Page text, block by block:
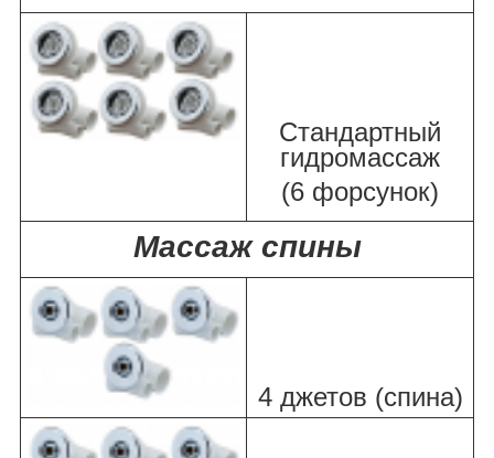
Стандартный
гидромассаж
(6 форсунок)
Массаж спины
4 джетов (спина)